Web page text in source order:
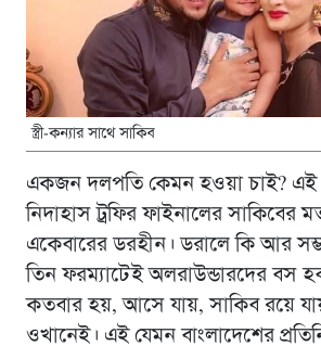
স্ত্রী-কন্যার সাথে সাকিব
একজন দলপতি কেমন হওয়া চাই?
নিদাহাস ট্রফির ফাইনালের সাকিবের
একেবারের ডরহীন। ডরালে কি আর
তিন ফরম্যাটেই অলরাউন্ডারদের বস
কতবার হয়, আসে যায়, সাকিব রয়ে
ওখানেই। এই যেমন বাংলাদেশের